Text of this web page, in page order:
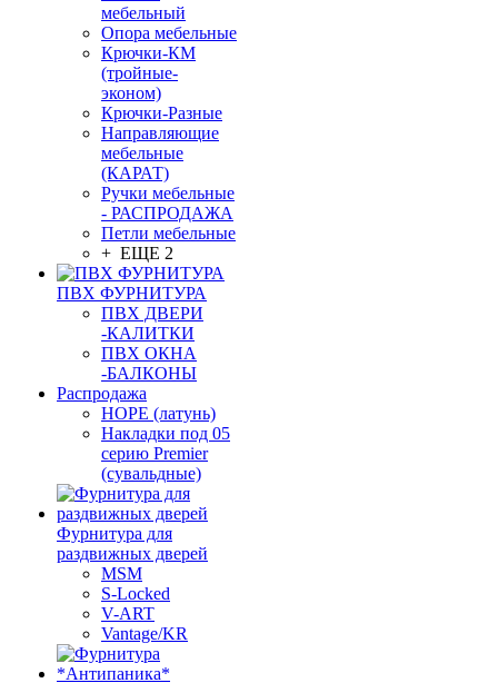
мебельный
Опора мебельные
Крючки-КМ
(тройные-
эконом)
Крючки-Разные
Направляющие
мебельные
(КАРАТ)
Ручки мебельные
- РАСПРОДАЖА
Петли мебельные
+ ЕЩЕ 2
ПВХ ФУРНИТУРА
ПВХ ДВЕРИ
-КАЛИТКИ
ПВХ ОКНА
-БАЛКОНЫ
Распродажа
HOPE (латунь)
Накладки под 05
серию Premier
(сувальдные)
Фурнитура для
раздвижных дверей
MSM
S-Locked
V-ART
Vantage/KR